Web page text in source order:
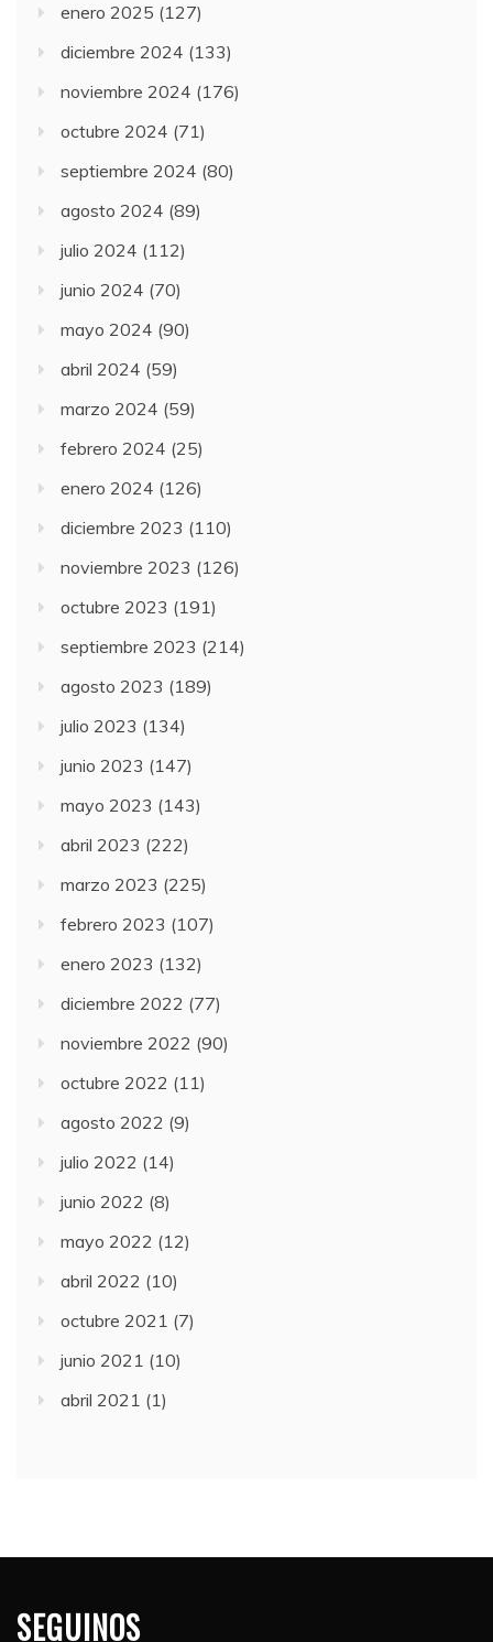
enero 2025 (127)
diciembre 2024 (133)
noviembre 2024 (176)
octubre 2024 (71)
septiembre 2024 (80)
agosto 2024 (89)
julio 2024 (112)
junio 2024 (70)
mayo 2024 (90)
abril 2024 (59)
marzo 2024 (59)
febrero 2024 (25)
enero 2024 (126)
diciembre 2023 (110)
noviembre 2023 (126)
octubre 2023 (191)
septiembre 2023 (214)
agosto 2023 (189)
julio 2023 (134)
junio 2023 (147)
mayo 2023 (143)
abril 2023 (222)
marzo 2023 (225)
febrero 2023 (107)
enero 2023 (132)
diciembre 2022 (77)
noviembre 2022 (90)
octubre 2022 (11)
agosto 2022 (9)
julio 2022 (14)
junio 2022 (8)
mayo 2022 (12)
abril 2022 (10)
octubre 2021 (7)
junio 2021 (10)
abril 2021 (1)
SEGUINOS